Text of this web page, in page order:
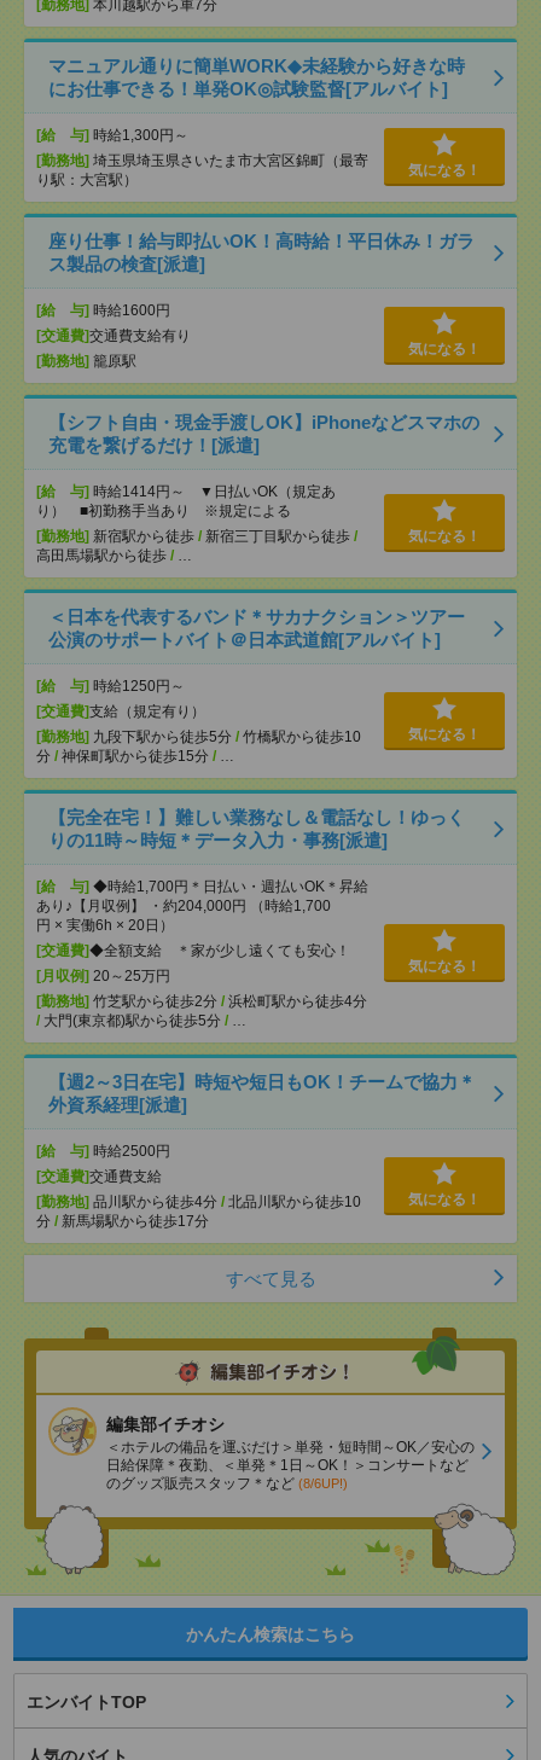
[勤務地] 本川越駅から車7分
マニュアル通りに簡単WORK◆未経験から好きな時
にお仕事できる！単発OK◎試験監督[アルバイト]
[給 与] 時給1,300円～
[勤務地] 埼玉県埼玉県さいたま市大宮区錦町（最寄
り駅：大宮駅）
気になる！
座り仕事！給与即払いOK！高時給！平日休み！ガラ
ス製品の検査[派遣]
[給 与] 時給1600円
[交通費]交通費支給有り
[勤務地] 籠原駅
気になる！
【シフト自由・現金手渡しOK】iPhoneなどスマホの
充電を繋げるだけ！[派遣]
[給 与] 時給1414円～ ▼日払いOK（規定あ
り） ■初勤務手当あり ※規定による
[勤務地] 新宿駅から徒歩 / 新宿三丁目駅から徒歩 /
高田馬場駅から徒歩 / …
気になる！
＜日本を代表するバンド＊サカナクション＞ツアー
公演のサポートバイト＠日本武道館[アルバイト]
[給 与] 時給1250円～
[交通費]支給（規定有り）
[勤務地] 九段下駅から徒歩5分 / 竹橋駅から徒歩10
分 / 神保町駅から徒歩15分 / …
気になる！
【完全在宅！】難しい業務なし＆電話なし！ゆっく
りの11時～時短＊データ入力・事務[派遣]
[給 与] ◆時給1,700円＊日払い・週払いOK＊昇給
あり♪【月収例】 ・約204,000円 （時給1,700
円 × 実働6h × 20日）
[交通費]◆全額支給 ＊家が少し遠くても安心！
[月収例] 20～25万円
[勤務地] 竹芝駅から徒歩2分 / 浜松町駅から徒歩4分
/ 大門(東京都)駅から徒歩5分 / …
気になる！
【週2～3日在宅】時短や短日もOK！チームで協力＊
外資系経理[派遣]
[給 与] 時給2500円
[交通費]交通費支給
[勤務地] 品川駅から徒歩4分 / 北品川駅から徒歩10
分 / 新馬場駅から徒歩17分
気になる！
すべて見る
編集部イチオシ
＜ホテルの備品を運ぶだけ＞単発・短時間～OK／安心の
日給保障＊夜勤、＜単発＊1日～OK！＞コンサートなど
のグッズ販売スタッフ＊など (8/6UP!)
かんたん検索はこちら
エンバイトTOP